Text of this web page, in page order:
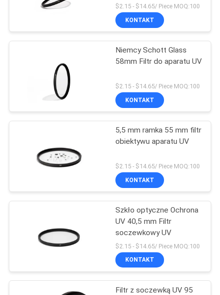
PRIVACY
$2.15 - $14.65/ Piece MOQ:100
KONTAKT
Niemcy Schott Glass
58mm Filtr do aparatu UV
$2.15 - $14.65/ Piece MOQ:100
KONTAKT
5,5 mm ramka 55 mm filtr
obiektywu aparatu UV
$2.15 - $14.65/ Piece MOQ:100
KONTAKT
Szkło optyczne Ochrona
UV 40,5 mm Filtr
soczewkowy UV
$2.15 - $14.65/ Piece MOQ:100
KONTAKT
Filtr z soczewką UV 95